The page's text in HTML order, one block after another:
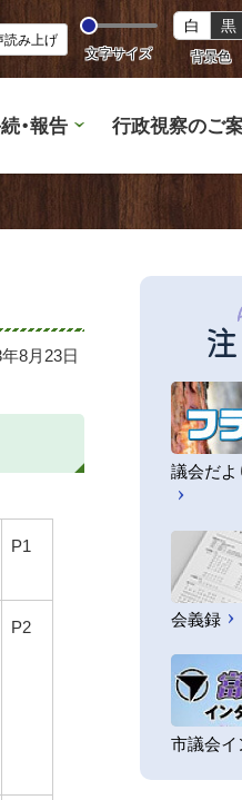
読み上げ
文字サイズ
背景色
白 黒
・報告 行政視察のご
8月23日
P1
P2
議会だよ
会義録
市議会イ